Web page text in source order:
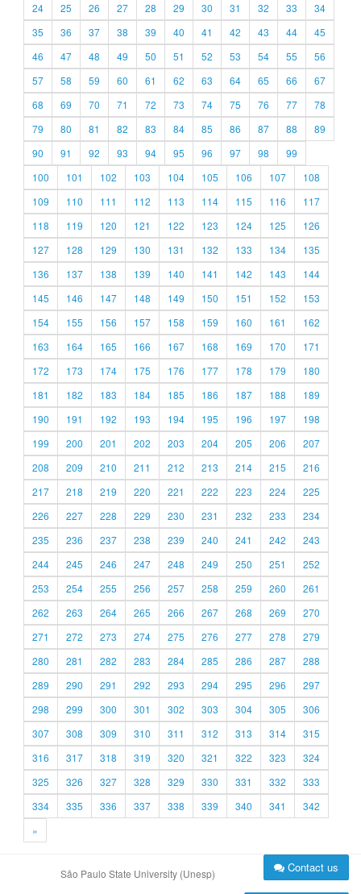
24
25 26 27 28 29 30 31 32 33
34
35
36 37 38 39 40 41 42 43 44
45
46
47 48 49 50 51 52 53 54 55
56
57
58 59 60 61 62 63 64 65 66
67
68
69 70 71 72 73 74 75 76 77
78
79
80 81 82 83 84 85 86 87 88
89
90
91 92 93 94 95 96 97 98
99
100
101 102 103 104 105 106 107
108
109
110 111 112 113 114 115 116
117
118
119 120 121 122 123 124 125
126
127
128 129 130 131 132 133 134
135
136
137 138 139 140 141 142 143
144
145
146 147 148 149 150 151 152
153
154
155 156 157 158 159 160 161
162
163
164 165 166 167 168 169 170
171
172
173 174 175 176 177 178 179
180
181
182 183 184 185 186 187 188
189
190
191 192 193 194 195 196 197
198
199
200 201 202 203 204 205 206
207
208
209 210 211 212 213 214 215
216
217
218 219 220 221 222 223 224
225
226
227 228 229 230 231 232 233
234
235
236 237 238 239 240 241 242
243
244
245 246 247 248 249 250 251
252
253
254 255 256 257 258 259 260
261
262
263 264 265 266 267 268 269
270
271
272 273 274 275 276 277 278
279
280
281 282 283 284 285 286 287
288
289
290 291 292 293 294 295 296
297
298
299 300 301 302 303 304 305
306
307
308 309 310 311 312 313 314
315
316
317 318 319 320 321 322 323
324
325
326 327 328 329 330 331 332
333
334
335 336 337 338 339 340 341
342
»
São Paulo State University (Unesp) Contact us